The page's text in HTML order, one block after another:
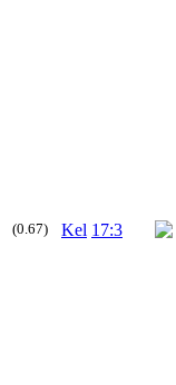
(0.67) Kel 17:3